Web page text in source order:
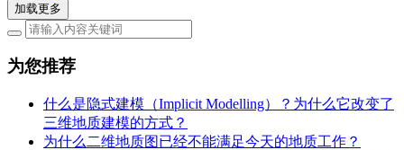
加载更多
为您推荐
什么是隐式建模（Implicit Modelling）？为什么它改变了
三维地质建模的方式？
为什么二维地质图已经不能满足今天的地质工作？